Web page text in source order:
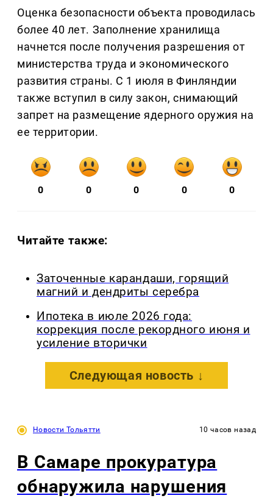
Оценка безопасности объекта проводилась
более 40 лет. Заполнение хранилища
начнется после получения разрешения от
министерства труда и экономического
развития страны. С 1 июля в Финляндии
также вступил в силу закон, снимающий
запрет на размещение ядерного оружия на
ее территории.
0 0 0 0 0
Читайте также:
Заточенные карандаши, горящий
магний и дендриты серебра
Ипотека в июле 2026 года:
коррекция после рекордного июня и
усиление вторички
Следующая новость ↓
Новости Тольятти 10 часов назад
В Самаре прокуратура
обнаружила нарушения